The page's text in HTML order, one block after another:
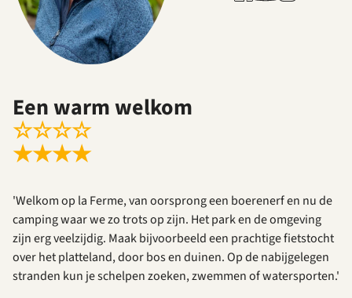
Een warm welkom
☆☆☆☆
★★★★
'Welkom op la Ferme, van oorsprong een boerenerf en nu de
camping waar we zo trots op zijn. Het park en de omgeving
zijn erg veelzijdig. Maak bijvoorbeeld een prachtige fietstocht
over het platteland, door bos en duinen. Op de nabijgelegen
stranden kun je schelpen zoeken, zwemmen of watersporten.'